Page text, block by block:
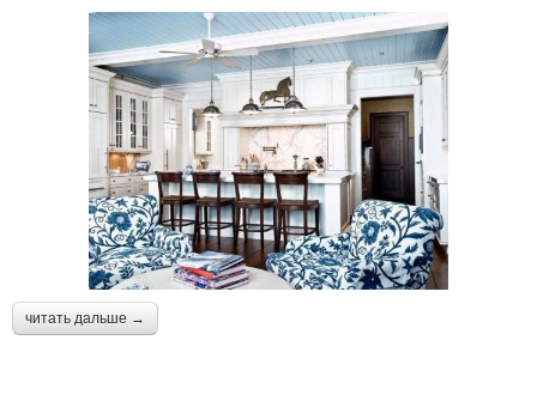
читать дальше →